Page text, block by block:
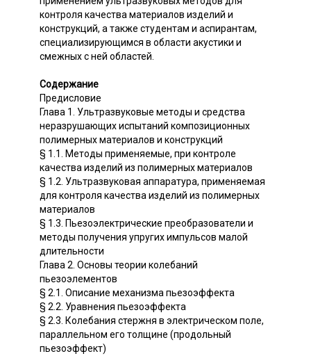
контроля качества материалов изделий и
конструкций, а также студентам и аспирантам,
специализирующимся в области акустики и
смежных с ней областей.
Содержание
Предисловие
Глава 1. Ультразвуковые методы и средства
неразрушающих испытаний композиционных
полимерных материалов и конструкций
§ 1.1. Методы применяемые, при контроле
качества изделий из полимерных материалов
§ 1.2. Ультразвуковая аппаратура, применяемая
для контроля качества изделий из полимерных
материалов
§ 1.3. Пьезоэлектрические преобразователи и
методы получения упругих импульсов малой
длительности
Глава 2. Основы теории колебаний
пьезоэлементов
§ 2.1. Описание механизма пьезоэффекта
§ 2.2. Уравнения пьезоэффекта
§ 2.3. Колебания стержня в электрическом поле,
параллельном его толщине (продольный
пьезоэффект)